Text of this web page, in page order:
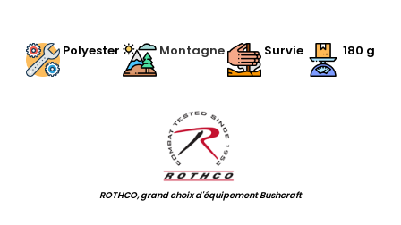
Polyester
Montagne Survie 180 g
ROTHCO, grand choix d'équipement Bushcraft